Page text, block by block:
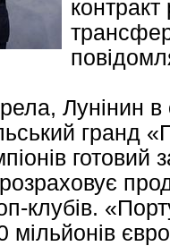
контракт
Лунінин в
гранд
готовий
клубів.
мільйонів